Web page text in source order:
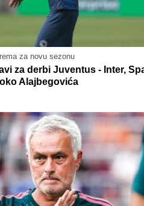
za novu sezonu
za derbi Juventus - Inter,
Alajbegovića